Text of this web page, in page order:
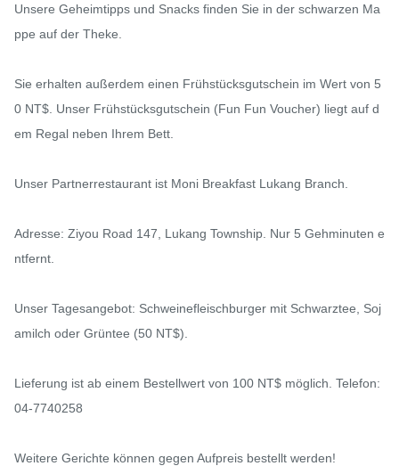
Unsere Geheimtipps und Snacks finden Sie in der schwarzen Ma
ppe auf der Theke.
Sie erhalten außerdem einen Frühstücksgutschein im Wert von 5
0 NT$. Unser Frühstücksgutschein (Fun Fun Voucher) liegt auf d
em Regal neben Ihrem Bett.
Unser Partnerrestaurant ist Moni Breakfast Lukang Branch.
Adresse: Ziyou Road 147, Lukang Township. Nur 5 Gehminuten e
ntfernt.
Unser Tagesangebot: Schweinefleischburger mit Schwarztee, Soj
amilch oder Grüntee (50 NT$).
Lieferung ist ab einem Bestellwert von 100 NT$ möglich. Telefon:
04-7740258
Weitere Gerichte können gegen Aufpreis bestellt werden!